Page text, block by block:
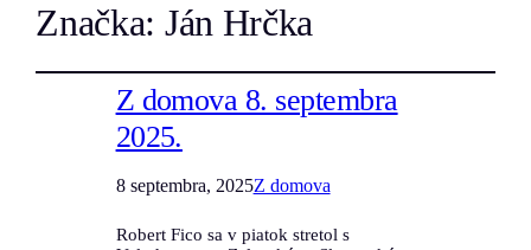
Značka: Ján Hrčka
Z domova 8. septembra
2025.
8 septembra, 2025Z domova
Robert Fico sa v piatok stretol s